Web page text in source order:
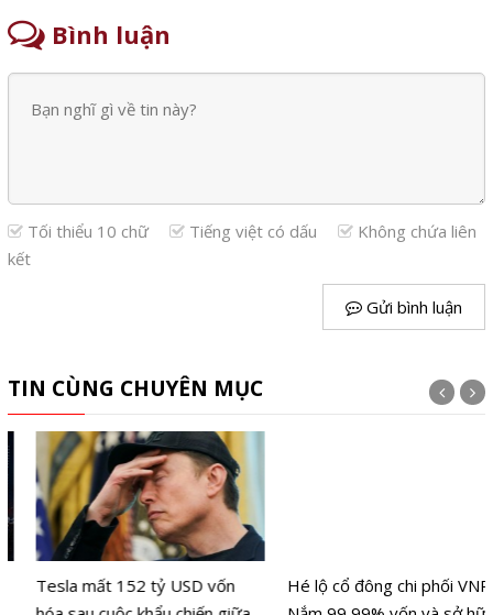
Bình luận
Tối thiểu 10 chữ Tiếng việt có dấu
Không chứa liên
kết
Gửi bình luận
TIN CÙNG CHUYÊN MỤC
Tesla mất 152 tỷ USD vốn
Hé lộ cổ đông chi phối VNPAY: